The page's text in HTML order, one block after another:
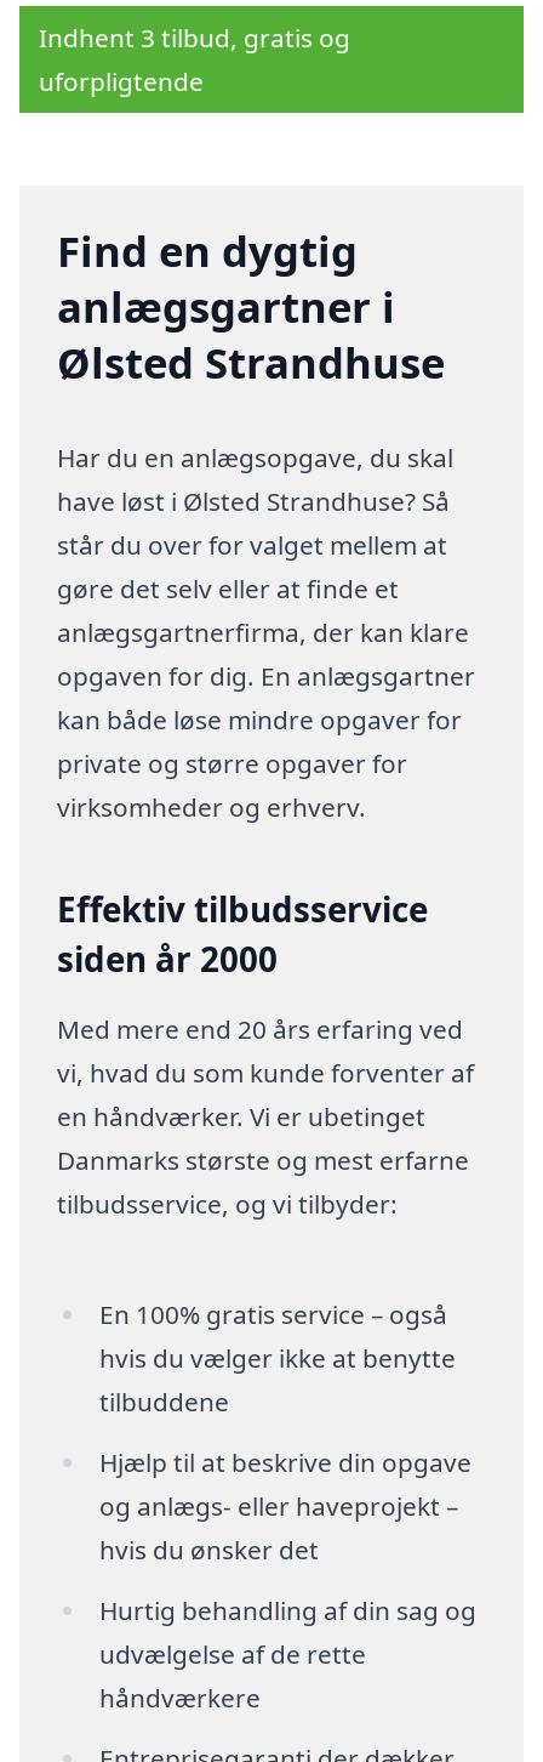
Indhent 3 tilbud, gratis og
uforpligtende
Find en dygtig
anlægsgartner i
Ølsted Strandhuse
Har du en anlægsopgave, du skal
have løst i Ølsted Strandhuse? Så
står du over for valget mellem at
gøre det selv eller at finde et
anlægsgartnerfirma, der kan klare
opgaven for dig. En anlægsgartner
kan både løse mindre opgaver for
private og større opgaver for
virksomheder og erhverv.
Effektiv tilbudsservice
siden år 2000
Med mere end 20 års erfaring ved
vi, hvad du som kunde forventer af
en håndværker. Vi er ubetinget
Danmarks største og mest erfarne
tilbudsservice, og vi tilbyder:
En 100% gratis service – også
hvis du vælger ikke at benytte
tilbuddene
Hjælp til at beskrive din opgave
og anlægs- eller haveprojekt –
hvis du ønsker det
Hurtig behandling af din sag og
udvælgelse af de rette
håndværkere